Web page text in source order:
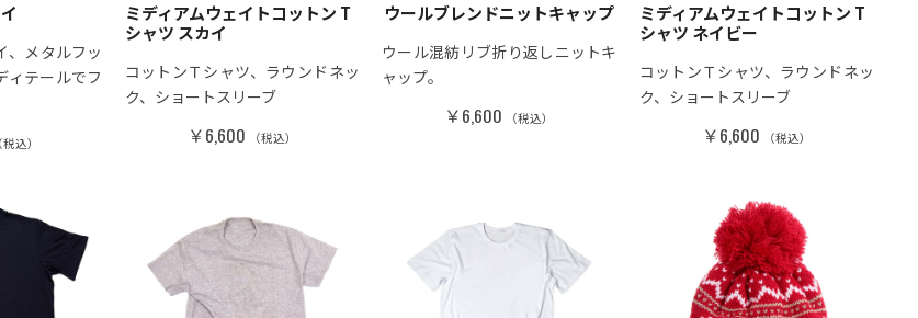
ニムパンツ ロングスリーブストライプシャツ デニムシャツ
、メタルフッ
ィテールでフ
（税込）
ミディアムウェイトコットン T
シャツ スカイ
コットンＴシャツ、ラウンドネッ
ク、ショートスリーブ
￥6,600 （税込）
ウールブレンドニットキャップ
ウール混紡リブ折り返しニットキ
ャップ。
￥6,600 （税込）
ミディアムウェイトコットン T
シャツ ネイビー
コットンＴシャツ、ラウンドネッ
ク、ショートスリーブ
￥6,600 （税込）